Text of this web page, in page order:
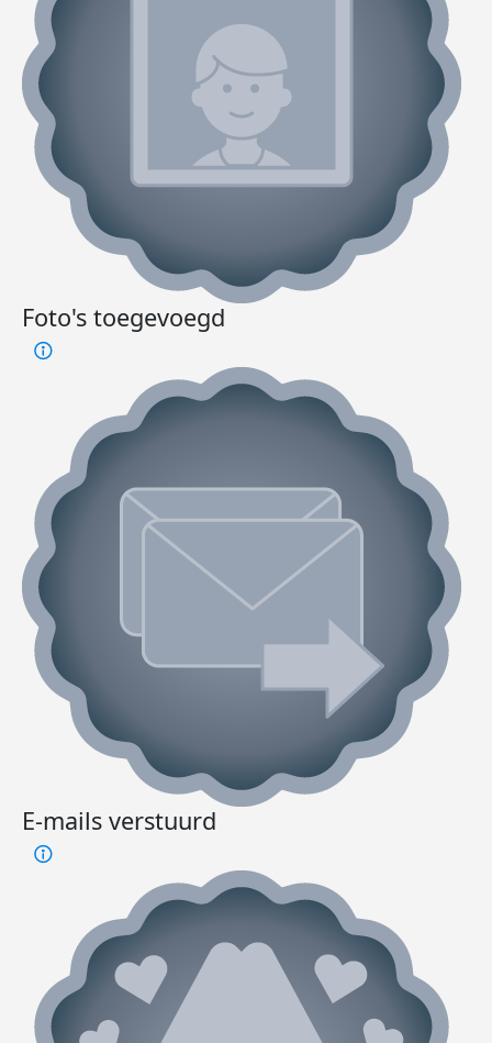
Foto's toegevoegd
E-mails verstuurd